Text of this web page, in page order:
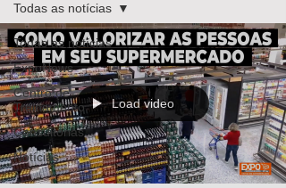
Todas as notícias
ExpoNews
Centro de
Treinamento
Consultorias
Notícias
Todas as notícias
Load video